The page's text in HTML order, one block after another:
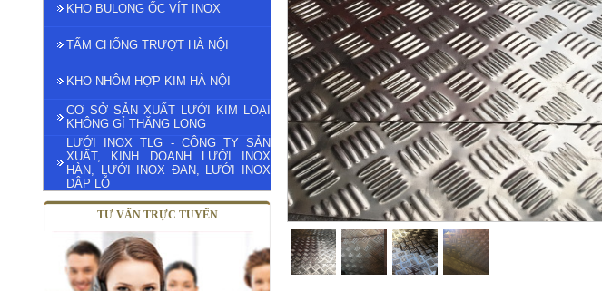
KHO BULONG ỐC VÍT INOX
TẤM CHỐNG TRƯỢT HÀ NỘI
KHO NHÔM HỢP KIM HÀ NỘI
CƠ SỞ SẢN XUẤT LƯỚI KIM LOẠI
KHÔNG GỈ THĂNG LONG
LƯỚI INOX TLG - CÔNG TY SẢN
XUẤT, KINH DOANH LƯỚI INOX
HÀN, LƯỚI INOX ĐAN, LƯỚI INOX
DẬP LỖ
TƯ VẤN TRỰC TUYẾN